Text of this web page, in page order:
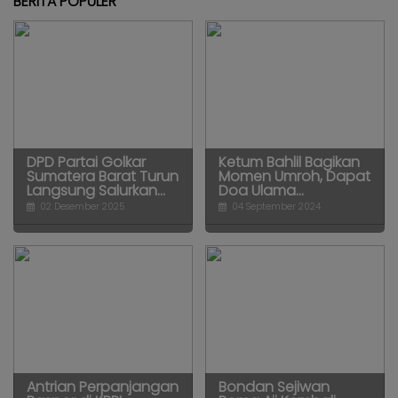
DPD Partai Golkar
Sumatera Barat Turun
Langsung Salurkan...
02 Desember 2025
Ketum Bahlil Bagikan
Momen Umroh, Dapat
Doa Ulama...
04 September 2024
Antrian Perpanjangan Bondan Sejiwan